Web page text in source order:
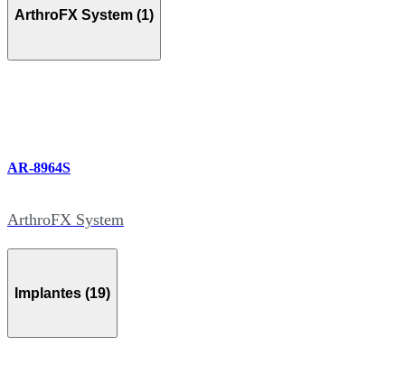
ArthroFX System (1)
AR-8964S
ArthroFX System
Implantes (19)